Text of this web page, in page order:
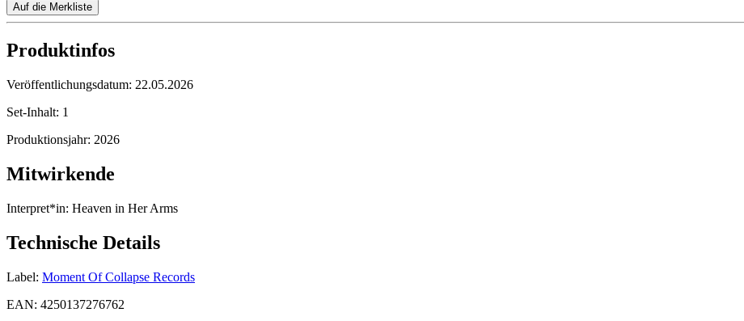
Auf die Merkliste
Produktinfos
Veröffentlichungsdatum: 22.05.2026
Set-Inhalt: 1
Produktionsjahr: 2026
Mitwirkende
Interpret*in: Heaven in Her Arms
Technische Details
Label: Moment Of Collapse Records
EAN: 4250137276762